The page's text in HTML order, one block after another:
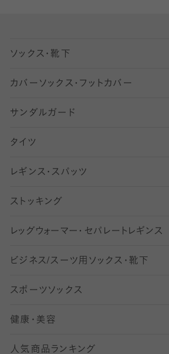
ソックス・靴下
五本指ソックス・靴下
足袋ソックス・靴下
無地・プレーンソックス・靴下
柄ソックス・靴下
スニーカー（くるぶし）用ソックス
アンクル・ショートソックス（くるぶ
クルーソックス（ふくらはぎ下）
ハイソックス
オーバーニー・ニーハイソックス
カバーソックス・フットカバー
フットカバー・カバーソックス（深め
フットカバー・カバーソックス（ふつ
フットカバー・カバーソックス（浅め
サンダルガード
タイツ
30デニール以下のタイツ（薄手タ
31〜40デニールタイツ
41〜60デニールタイツ
61〜80デニールタイツ
81 〜110デニールタイツ
111〜210デニールタイツ
211デニールタイツ以上（防寒・厚
レギンス・スパッツ
柄レギンス
無地レギンス
レギンスパンツ（レギパン）
マタニティレギンス
5 分丈
6 分丈レギンス
ストッキング
伝線しにくいストッキング
ショートストッキング
結婚式用ストッキング
美脚ストッキング
オールスルーストッキング
レッ グ ウォー マー ・ セパレー ト レ ギンス
ビジネス/スーツ用 ソックス・靴下
匠シリーズ
フレッシャーズ向けソックス・靴下
冠婚葬祭向けソックス・靴下
スポーツソックス
ランニングソックス・靴下
ゴルフソックス・靴下
健康・美容
インナーソックス
人気商品ランキング